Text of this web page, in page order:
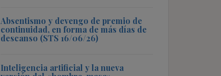
Absentismo y devengo de premio de
continuidad, en forma de más días de
descanso (STS 16/06/26)
Inteligencia artificial y la nueva